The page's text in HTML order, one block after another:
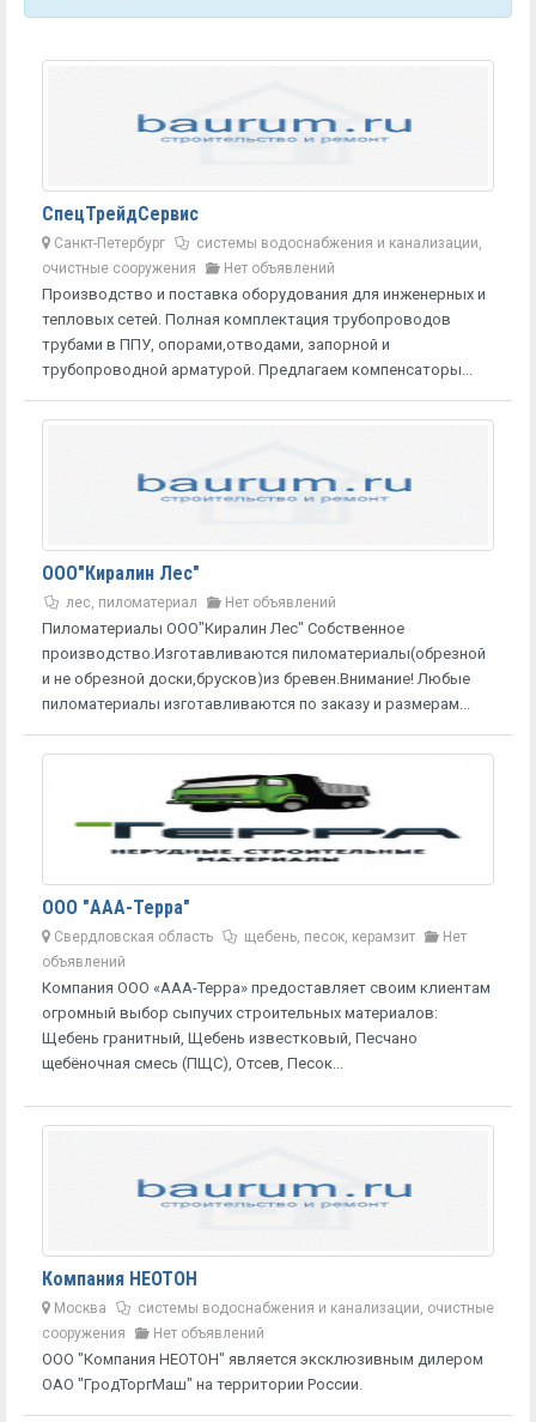
СпецТрейдСервис
Санкт-Петербург
системы водоснабжения и канализации,
очистные сооружения
Нет объявлений
Производство и поставка оборудования для инженерных и
тепловых сетей. Полная комплектация трубопроводов
трубами в ППУ, опорами,отводами, запорной и
трубопроводной арматурой. Предлагаем компенсаторы...
ООО"Киралин Лес"
лес, пиломатериал Нет объявлений
Пиломатериалы ООО"Киралин Лес" Собственное
производство.Изготавливаются пиломатериалы(обрезной
и не обрезной доски,брусков)из бревен.Внимание! Любые
пиломатериалы изготавливаются по заказу и размерам...
ООО "ААА-Терра"
Свердловская область щебень, песок, керамзит
Нет
объявлений
Компания ООО «ААА-Терра» предоставляет своим клиентам
огромный выбор сыпучих строительных материалов:
Щебень гранитный, Щебень известковый, Песчано
щебёночная смесь (ПЩС), Отсев, Песок...
Компания НЕОТОН
Москва
системы водоснабжения и канализации, очистные
сооружения
Нет объявлений
ООО "Компания НЕОТОН" является эксклюзивным дилером
ОАО "ГродТоргМаш" на территории России.